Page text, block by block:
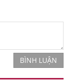
BÌNH LUẬN